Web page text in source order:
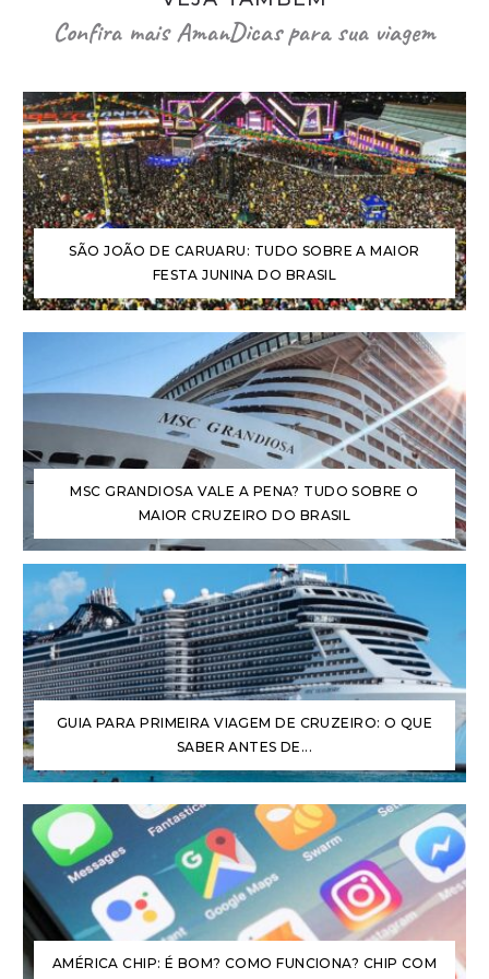
Confira mais AmanDicas para sua viagem
SÃO JOÃO DE CARUARU: TUDO SOBRE A MAIOR
FESTA JUNINA DO BRASIL
MSC GRANDIOSA VALE A PENA? TUDO SOBRE O
MAIOR CRUZEIRO DO BRASIL
GUIA PARA PRIMEIRA VIAGEM DE CRUZEIRO: O QUE
SABER ANTES DE...
AMÉRICA CHIP: É BOM? COMO FUNCIONA? CHIP COM